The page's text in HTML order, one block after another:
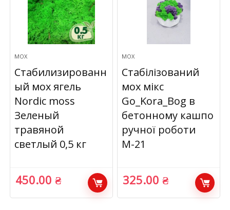
МОХ
Стабилизированн
ый мох ягель
Nordic moss
Зеленый
травяной
светлый 0,5 кг
450.00₴
МОХ
Стабілізований
мох мікс
Go_Kora_Bog в
бетонному кашпо
ручної роботи
М-21
325.00₴